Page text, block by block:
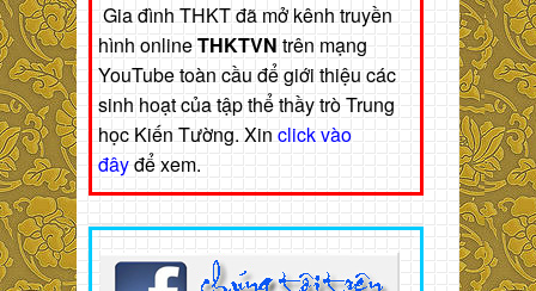
Gia đình THKT đã mở kênh truyền
hình onlineTHKTVN trên mạng
YouTube toàn cầu để giới thiệu các
sinh hoạt của tập thể thầy trò Trung
học Kiến Tường. Xin click vào
đâyđể xem.